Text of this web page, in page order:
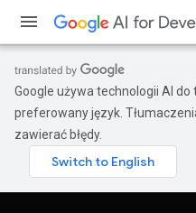
Google używa technologii AI
preferowany język.
zawierać błędy.